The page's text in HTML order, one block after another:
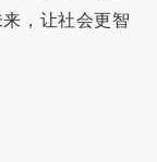
，让社会更智